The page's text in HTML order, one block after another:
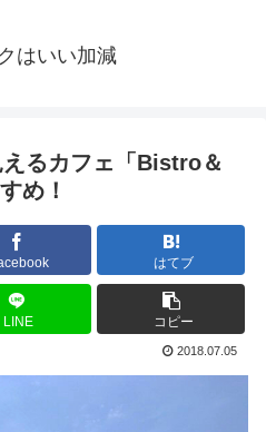
はいい加減
るカフェ「Bistro＆
め！
はてブ
LINE コピー
2018.07.05